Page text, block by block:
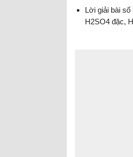
Lời giải bài
H2SO4 đặc,